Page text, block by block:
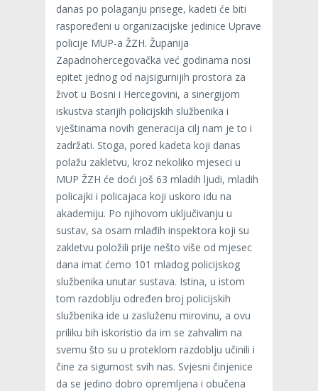
danas po polaganju prisege, kadeti će biti
raspoređeni u organizacijske jedinice Uprave
policije MUP-a ŽZH. Županija
Zapadnohercegovačka već godinama nosi
epitet jednog od najsigurnijih prostora za
život u Bosni i Hercegovini, a sinergijom
iskustva starijih policijskih službenika i
vještinama novih generacija cilj nam je to i
zadržati. Stoga, pored kadeta koji danas
polažu zakletvu, kroz nekoliko mjeseci u
MUP ŽZH će doći još 63 mladih ljudi, mladih
policajki i policajaca koji uskoro idu na
akademiju. Po njihovom uključivanju u
sustav, sa osam mlađih inspektora koji su
zakletvu položili prije nešto više od mjesec
dana imat ćemo 101 mladog policijskog
službenika unutar sustava. Istina, u istom
tom razdoblju određen broj policijskih
službenika ide u zasluženu mirovinu, a ovu
priliku bih iskoristio da im se zahvalim na
svemu što su u proteklom razdoblju učinili i
čine za sigurnost svih nas. Svjesni činjenice
da se jedino dobro opremljena i obučena